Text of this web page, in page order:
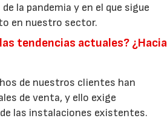
la pandemia y en el que sigue
en nuestro sector.
tendencias actuales? ¿Hacia
de nuestros clientes han
de venta, y ello exige
las instalaciones existentes.